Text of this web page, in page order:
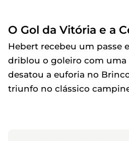
O Gol da Vitória e a
Hebert recebeu um passe
driblou o goleiro com uma
desatou a euforia no
triunfo no clássico